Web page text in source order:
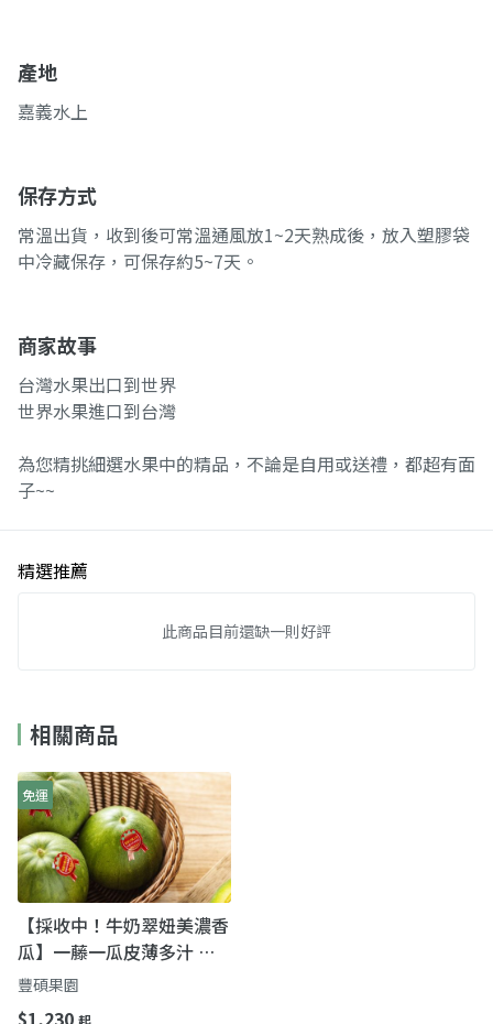
產地
嘉義水上
保存方式
常溫出貨，收到後可常溫通風放1~2天熟成後，放入塑膠袋
中冷藏保存，可保存約5~7天。
商家故事
台灣水果出口到世界
世界水果進口到台灣
為您精挑細選水果中的精品，不論是自用或送禮，都超有面
子~~
精選推薦
此商品目前還缺一則好評
相關商品
免運
【採收中！牛奶翠妞美濃香
瓜】一藤一瓜皮薄多汁 帶
皮吃果肉脆又甜
豐碩果園
$1,230 起